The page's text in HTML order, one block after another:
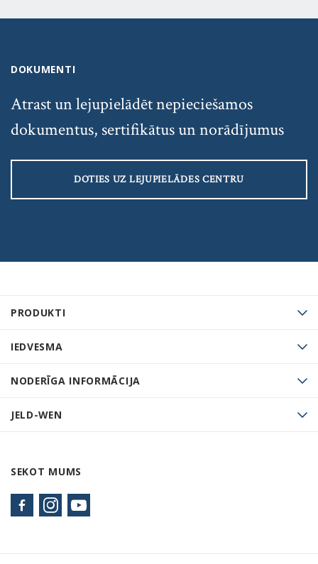
PRODUKTI
IEDVESMA
NODERĪGA INFORMĀCIJA
JELD-WEN
SEKOT MUMS
DOKUMENTI
Atrast un lejupielādēt nepieciešamos
dokumentus, sertifikātus un norādījumus
DOTIES UZ LEJUPIELĀDES CENTRU